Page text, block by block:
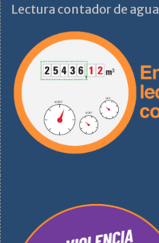
Lectura contador de agua